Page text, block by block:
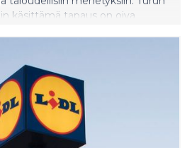
käsittämä tapaus on oiva